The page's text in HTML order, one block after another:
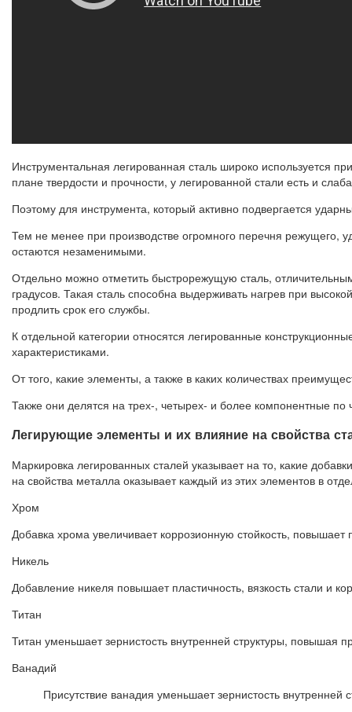
Инструментальная легированная сталь широко используется
плане твердости и прочности, у легированной стали есть и
Поэтому для инструмента, который активно подвергается
Тем не менее при производстве огромного перечня режущего,
остаются незаменимыми.
Отдельно можно отметить быстрорежущую сталь,
градусов. Такая сталь способна выдерживать нагрев при
продлить срок его службы.
К отдельной категории относятся легированные
характеристиками.
От того, какие элементы, а также в каких количествах
Также они делятся на трех-, четырех- и более компонентные
Легирующие элементы и их влияние на свойства
Маркировка легированных сталей указывает на то, какие
на свойства металла оказывает каждый из этих элементов в
Хром
Добавка хрома увеличивает коррозионную стойкость,
Никель
Добавление никеля повышает пластичность, вязкость стали и
Титан
Титан уменьшает зернистость внутренней структуры, повышая
Ванадий
Присутствие ванадия уменьшает зернистость внутренней